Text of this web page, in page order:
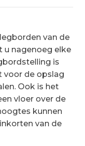
van de
u nagenoeg elke
is
voor de opslag
Ook is het
vloer over de
kunnen
van de